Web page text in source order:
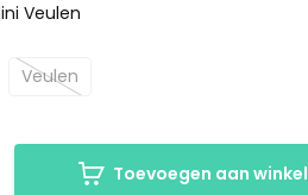
Veulen
Veulen
Toevoegen aan